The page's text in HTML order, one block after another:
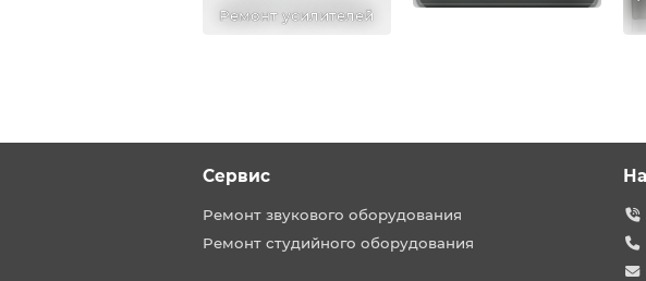
Ремонт усилителей
Сервис
Ремонт звукового оборудования
Ремонт студийного оборудования